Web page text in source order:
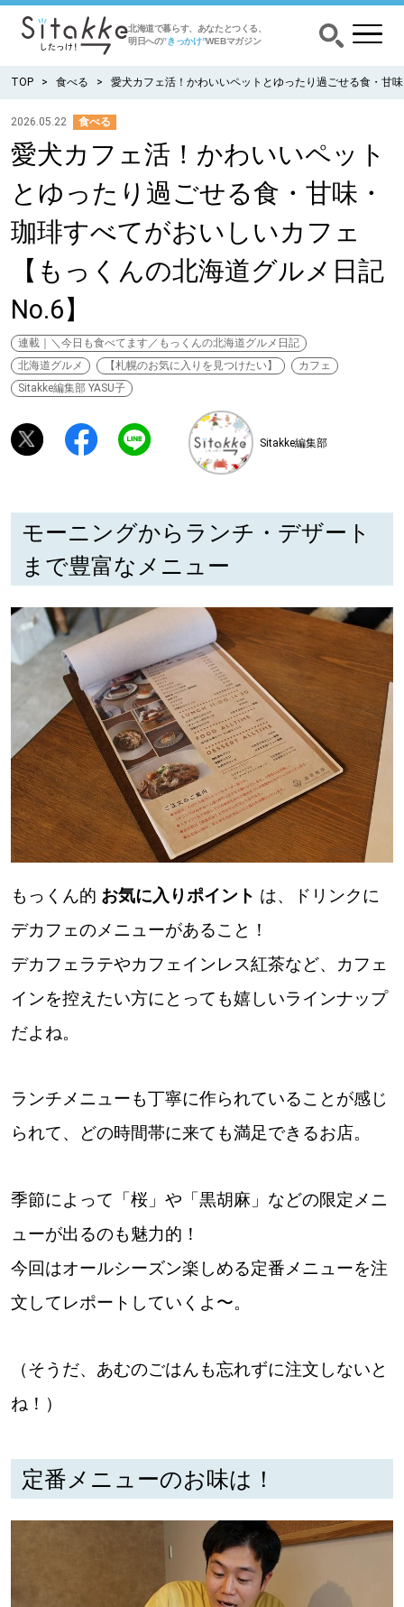
北海道で暮らす、あなたとつくる、
明日への”きっかけ”WEBマガジン
北海道で暮らす、あなたとつくる、
明日への”きっかけ”WEBマガジン
CATEGORY カテゴリー
食べる
出かける
暮らす
みがく
育む
深める
LOCAL ローカルエリア
all
道北
道南
道東
道央
KEYWORD キーワード
Sitakke編集部あい
【いろんな価値観や生き方に触れたい】
Sitakke編集部 IKU
【暮らしの知恵を身につけたい】
【道央のお気に入りを見つけたい】
【道北のお気に入りを見つけたい】
TOP 食べる 愛犬カフェ活！かわいいペットとゆったり過ごせる食・甘
2026.05.22 食べる
愛犬カフェ活！かわいいペット
とゆったり過ごせる食・甘味・
珈琲すべてがおいしいカフェ
【もっくんの北海道グルメ日記
No.6】
連載｜＼今日も食べてます／もっくんの北海道グルメ日記
北海道グルメ
【札幌のお気に入りを見つけたい】
カフェ
Sitakke編集部 YASU子
Sitakke編集部
モーニングからランチ・デザート
まで豊富なメニュー
もっくん的 お気に入りポイント は、ドリンクに
デカフェのメニューがあること！
デカフェラテやカフェインレス紅茶など、カフェ
インを控えたい方にとっても嬉しいラインナップ
だよね。
ランチメニューも丁寧に作られていることが感じ
られて、どの時間帯に来ても満足できるお店。
季節によって「桜」や「黒胡麻」などの限定メニ
ューが出るのも魅力的！
今回はオールシーズン楽しめる定番メニューを注
文してレポートしていくよ〜。
（そうだ、あむのごはんも忘れずに注文しないと
ね！）
定番メニューのお味は！